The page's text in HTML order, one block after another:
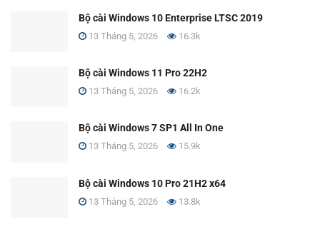
Bộ cài Windows 10 Enterprise LTSC 2019
13 Tháng 5, 2026 16.3k
Bộ cài Windows 11 Pro 22H2
13 Tháng 5, 2026 16.2k
Bộ cài Windows 7 SP1 All In One
13 Tháng 5, 2026 15.9k
Bộ cài Windows 10 Pro 21H2 x64
13 Tháng 5, 2026 13.8k